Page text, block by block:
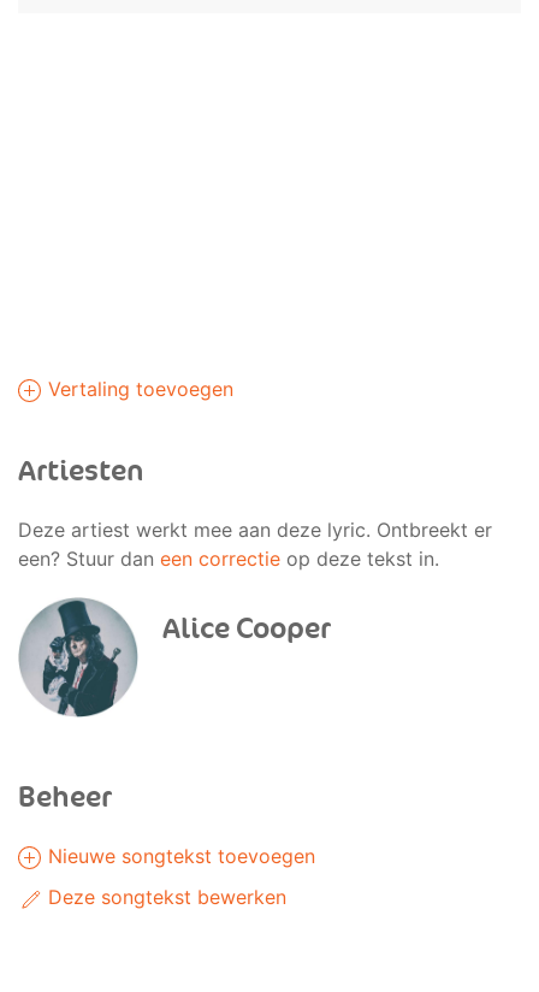
Vertaling toevoegen
Artiesten
Deze artiest werkt mee aan deze lyric. Ontbreekt er
een? Stuur dan een correctie op deze tekst in.
Alice Cooper
Beheer
Nieuwe songtekst toevoegen
Deze songtekst bewerken